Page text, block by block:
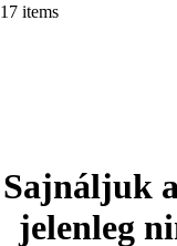
17 items
Sajnáljuk
jelenleg